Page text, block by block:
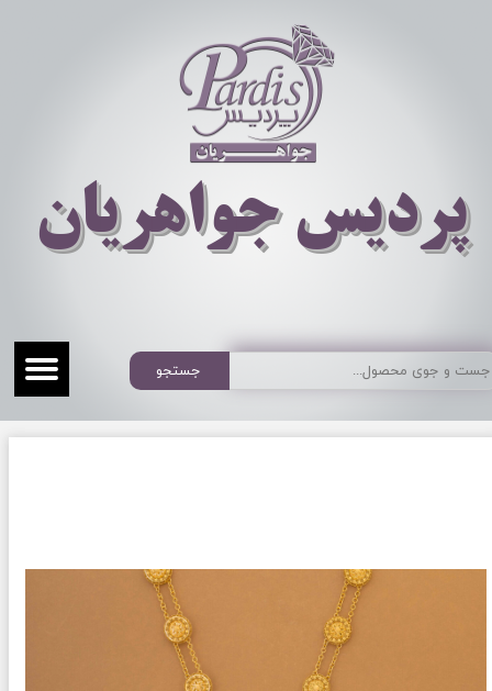
​​​​پردیس جواهریان
جستجو